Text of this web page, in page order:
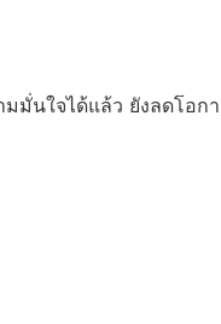
นใจได้แล้ว ยังลดโอก